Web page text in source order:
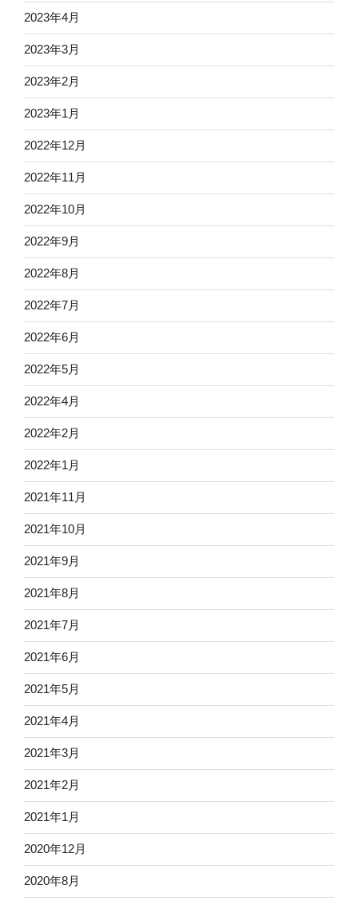
2023年4月
2023年3月
2023年2月
2023年1月
2022年12月
2022年11月
2022年10月
2022年9月
2022年8月
2022年7月
2022年6月
2022年5月
2022年4月
2022年2月
2022年1月
2021年11月
2021年10月
2021年9月
2021年8月
2021年7月
2021年6月
2021年5月
2021年4月
2021年3月
2021年2月
2021年1月
2020年12月
2020年8月